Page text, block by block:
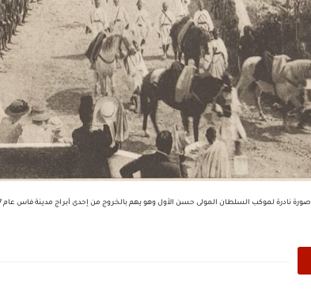
صورة نادرة لموكب السلطان المولى حسن الأول وهو يهم بالخروج من إحدى أبراج مدينة فاس عام 1887م